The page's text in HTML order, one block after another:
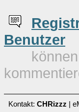
Reg
Benutzer
Kontakt: CHRizzz |